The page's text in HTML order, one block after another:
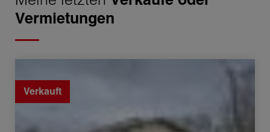
Vermietungen
Verkauft